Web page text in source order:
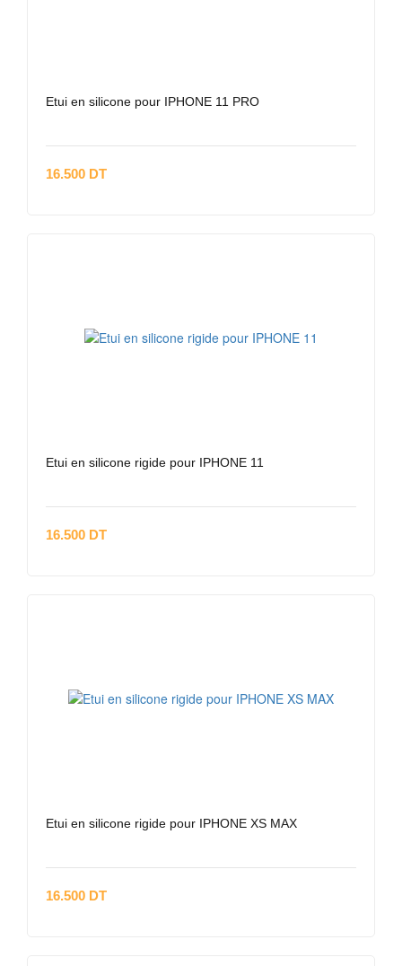
Etui en silicone pour IPHONE 11 PRO
16.500 DT
Etui en silicone rigide pour IPHONE 11
16.500 DT
Etui en silicone rigide pour IPHONE XS MAX
16.500 DT